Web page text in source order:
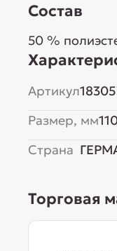
Состав
50 %
Артикул
Размер, мм
Страна
Торговая